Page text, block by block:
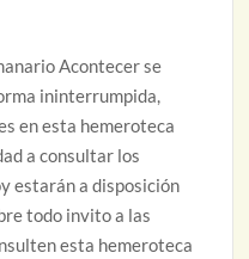
Acontecer se
ininterrumpida,
en esta hemeroteca
a consultar los
estarán a disposición
todo invito a las
esta hemeroteca